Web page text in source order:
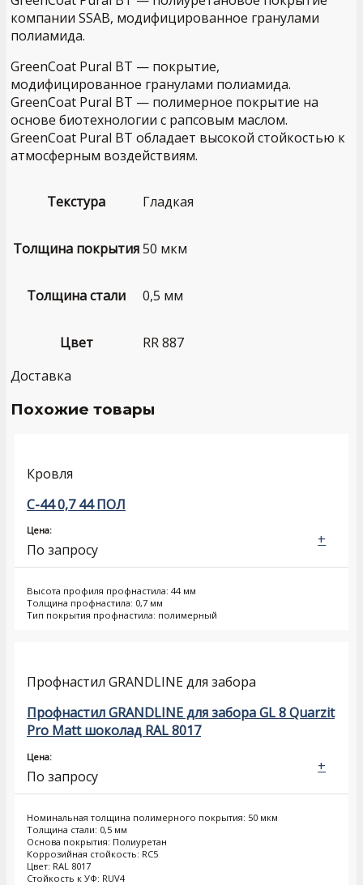
компании SSAB, модифицированное гранулами
полиамида.
GreenCoat Pural BT — покрытие,
модифицированное гранулами полиамида.
GreenCoat Pural BT — полимерное покрытие на
основе биотехнологии с рапсовым маслом.
GreenCoat Pural BT обладает высокой стойкостью к
атмосферным воздействиям.
Текстура Гладкая
Толщина покрытия50 мкм
Толщина стали 0,5 мм
Цвет
RR 887
Доставка
Похожие товары
Кровля
С-44 0,7 44 ПОЛ
Цена:
По запросу
Высота профиля профнастила: 44 мм
Толщина профнастила: 0,7 мм
Тип покрытия профнастила: полимерный
+
Профнастил GRANDLINE для забора
Профнастил GRANDLINE для забора GL 8 Quarzit
Pro Matt шоколад RAL 8017
Цена:
По запросу
Номинальная толщина полимерного покрытия: 50 мкм
Толщина стали: 0,5 мм
Основа покрытия: Полиуретан
Коррозийная стойкость: RC5
Цвет: RAL 8017
Стойкость к УФ: RUV4
+